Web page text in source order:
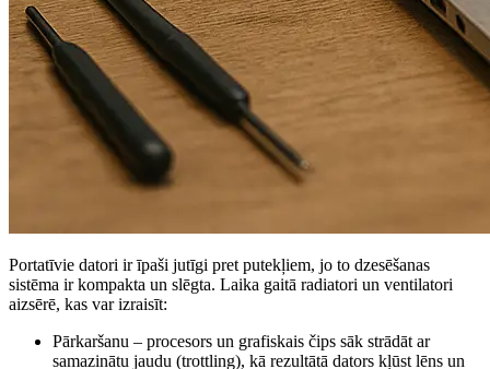
Portatīvie datori ir īpaši jutīgi pret putekļiem, jo to dzesēšanas
sistēma ir kompakta un slēgta. Laika gaitā radiatori un ventilatori
aizsērē, kas var izraisīt:
Pārkaršanu – procesors un grafiskais čips sāk strādāt ar
samazinātu jaudu (trottling), kā rezultātā dators kļūst lēns un